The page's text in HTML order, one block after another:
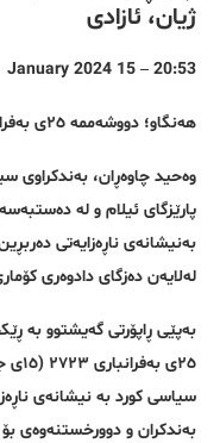
ژیان، ئازادی
20:53 – 15 January 2024
هەنگاو؛ دووشەممە ٢٥ی بەفرانباری ٢٧٢٣
وەحید چاوەڕان، بەندکراوی
پارێزگای ئیلام و لە
بەنیشانەی ناڕەزایەتی
لەلایەن دەزگای دادوەری
بەپێی ڕاپۆرتی گەیشتوو بە
سیاسی کورد بە نیشانەی
بەندکران و دوورخستنەوەی